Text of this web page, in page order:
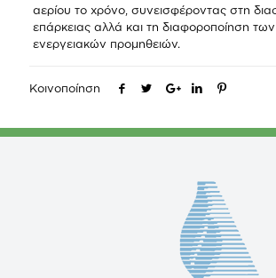
αερίου το χρόνο, συνεισφέροντας στη
επάρκειας αλλά και τη διαφοροποίηση
ενεργειακών προμηθειών.
Κοινοποίηση